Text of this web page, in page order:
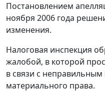
Постановлением
ноября 2006 года
изменения.
Налоговая инспекция
жалобой, в которой
в связи с
материального права.